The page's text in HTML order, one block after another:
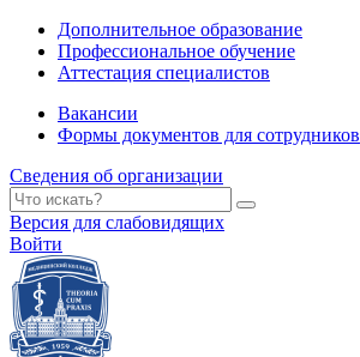
Дополнительное образование
Профессиональное обучение
Аттестация специалистов
Вакансии
Формы документов для сотрудников
Сведения об организации
Версия для слабовидящих
Войти